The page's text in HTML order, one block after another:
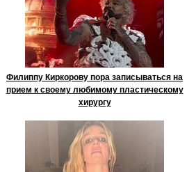
Филиппу Киркорову пора записываться на
прием к своему любимому пластическому
хирургу